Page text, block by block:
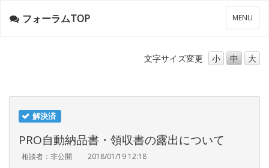
メ
ニ
ー
MENU
フォーラムTOP
文字サイズ変更 小 中 大
解決済
PRO自動納品書・領収書の露出について
相談者：非公開 2018/01/19 12:18